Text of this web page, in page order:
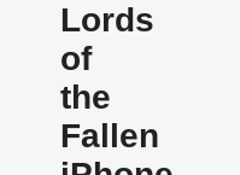
Lords
of
the
Fallen